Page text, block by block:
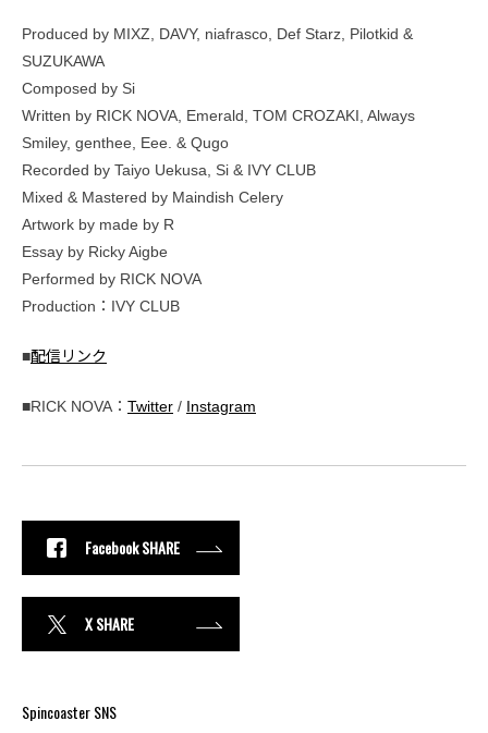
Produced by MIXZ, DAVY, niafrasco, Def Starz, Pilotkid &
SUZUKAWA
Composed by Si
Written by RICK NOVA, Emerald, TOM CROZAKI, Always
Smiley, genthee, Eee. & Qugo
Recorded by Taiyo Uekusa, Si & IVY CLUB
Mixed & Mastered by Maindish Celery
Artwork by made by R
Essay by Ricky Aigbe
Performed by RICK NOVA
Production：IVY CLUB
■配信リンク
■RICK NOVA： Twitter / Instagram
Facebook SHARE
X SHARE
Spincoaster SNS